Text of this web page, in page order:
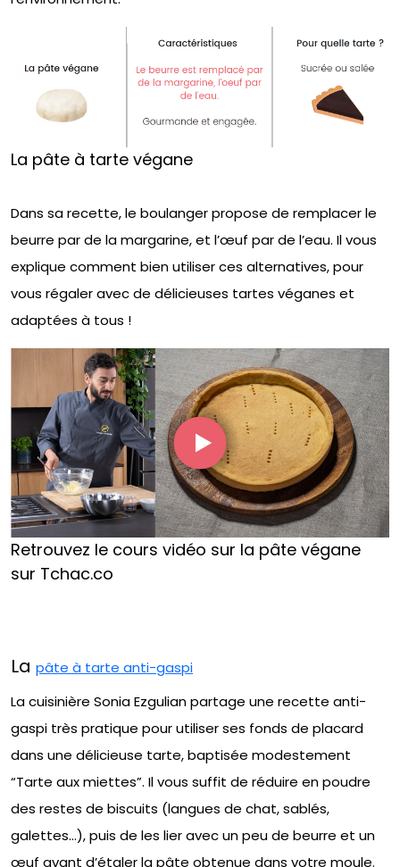
La pâte à tarte végane
Dans sa recette, le boulanger propose de remplacer le
beurre par de la margarine, et l’œuf par de l’eau. Il vous
explique comment bien utiliser ces alternatives, pour
vous régaler avec de délicieuses tartes véganes et
adaptées à tous !
Retrouvez le cours vidéo sur la pâte végane
sur Tchac.co
La pâte à tarte anti-gaspi
La cuisinière Sonia Ezgulian partage une recette anti-
gaspi très pratique pour utiliser ses fonds de placard
dans une délicieuse tarte, baptisée modestement
“Tarte aux miettes”. Il vous suffit de réduire en poudre
des restes de biscuits (langues de chat, sablés,
galettes…), puis de les lier avec un peu de beurre et un
œuf avant d’étaler la pâte obtenue dans votre moule.